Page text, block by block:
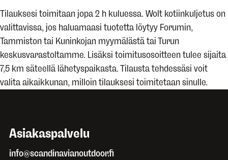
Tilauksesi toimitaan jopa 2 h kuluessa. Wolt kotiinkuljetus on
valittavissa, jos haluamaasi tuotetta löytyy Forumin,
Tammiston tai Kuninkojan myymälästä tai Turun
keskusvarastoltamme. Lisäksi toimitusosoitteen tulee sijaita
7,5 km säteellä lähetyspaikasta. Tilausta tehdessäsi voit
valita aikaikkunan, milloin tilauksesi toimitetaan sinulle.
Asiakaspalvelu
info@scandinavianoutdoor.fi